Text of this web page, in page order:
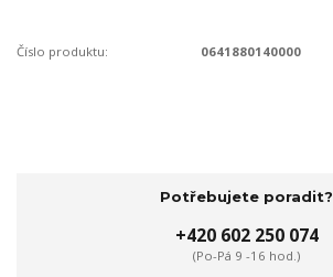
Číslo produktu: 0641880140000
Potřebujete poradit?
+420 602 250 074
(Po-Pá 9 -16 hod.)